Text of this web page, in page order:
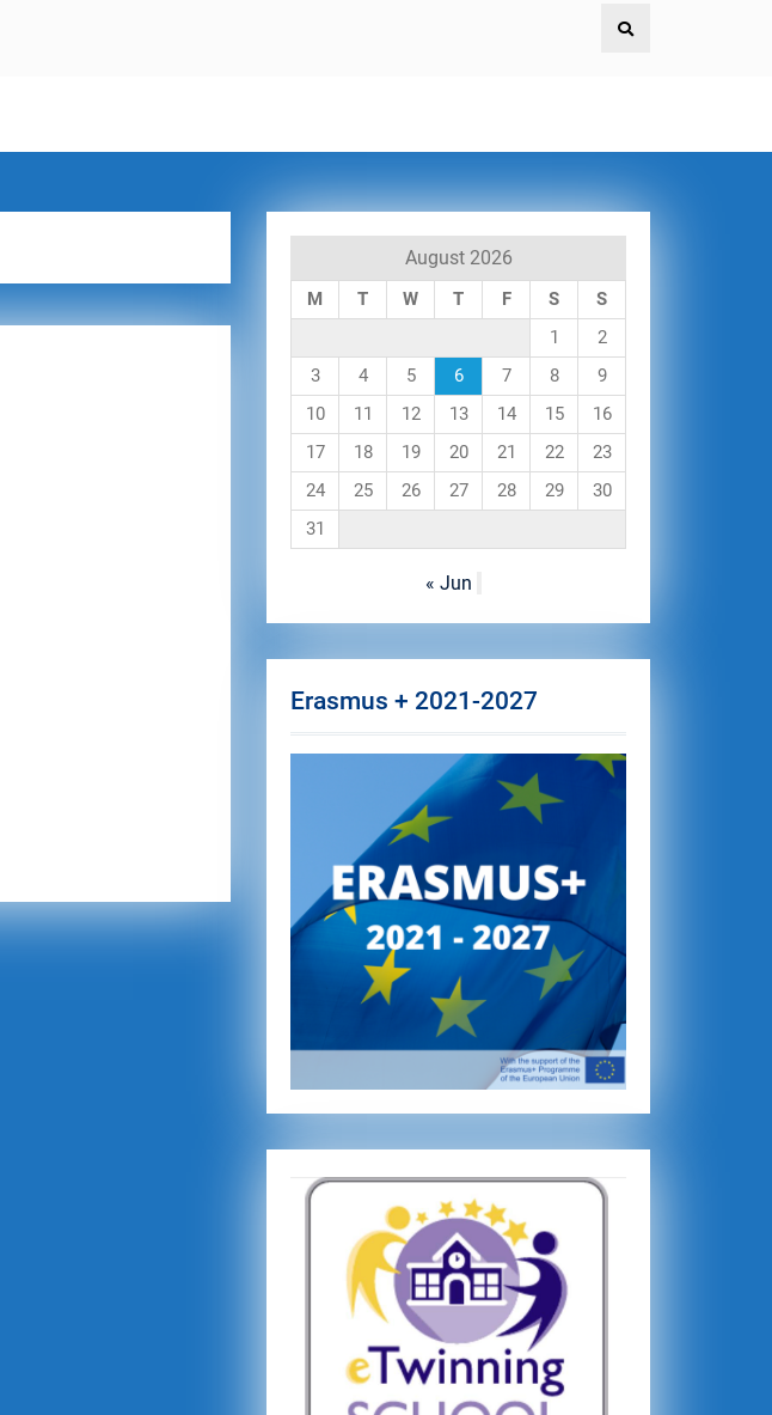
August 2026
M T W T F S
S
1
2
3
4 5 6 7 8
9
10
11 12 13 14 15
16
17
18 19 20 21 22
23
24
25 26 27 28 29
30
31
« Jun
Erasmus + 2021-2027